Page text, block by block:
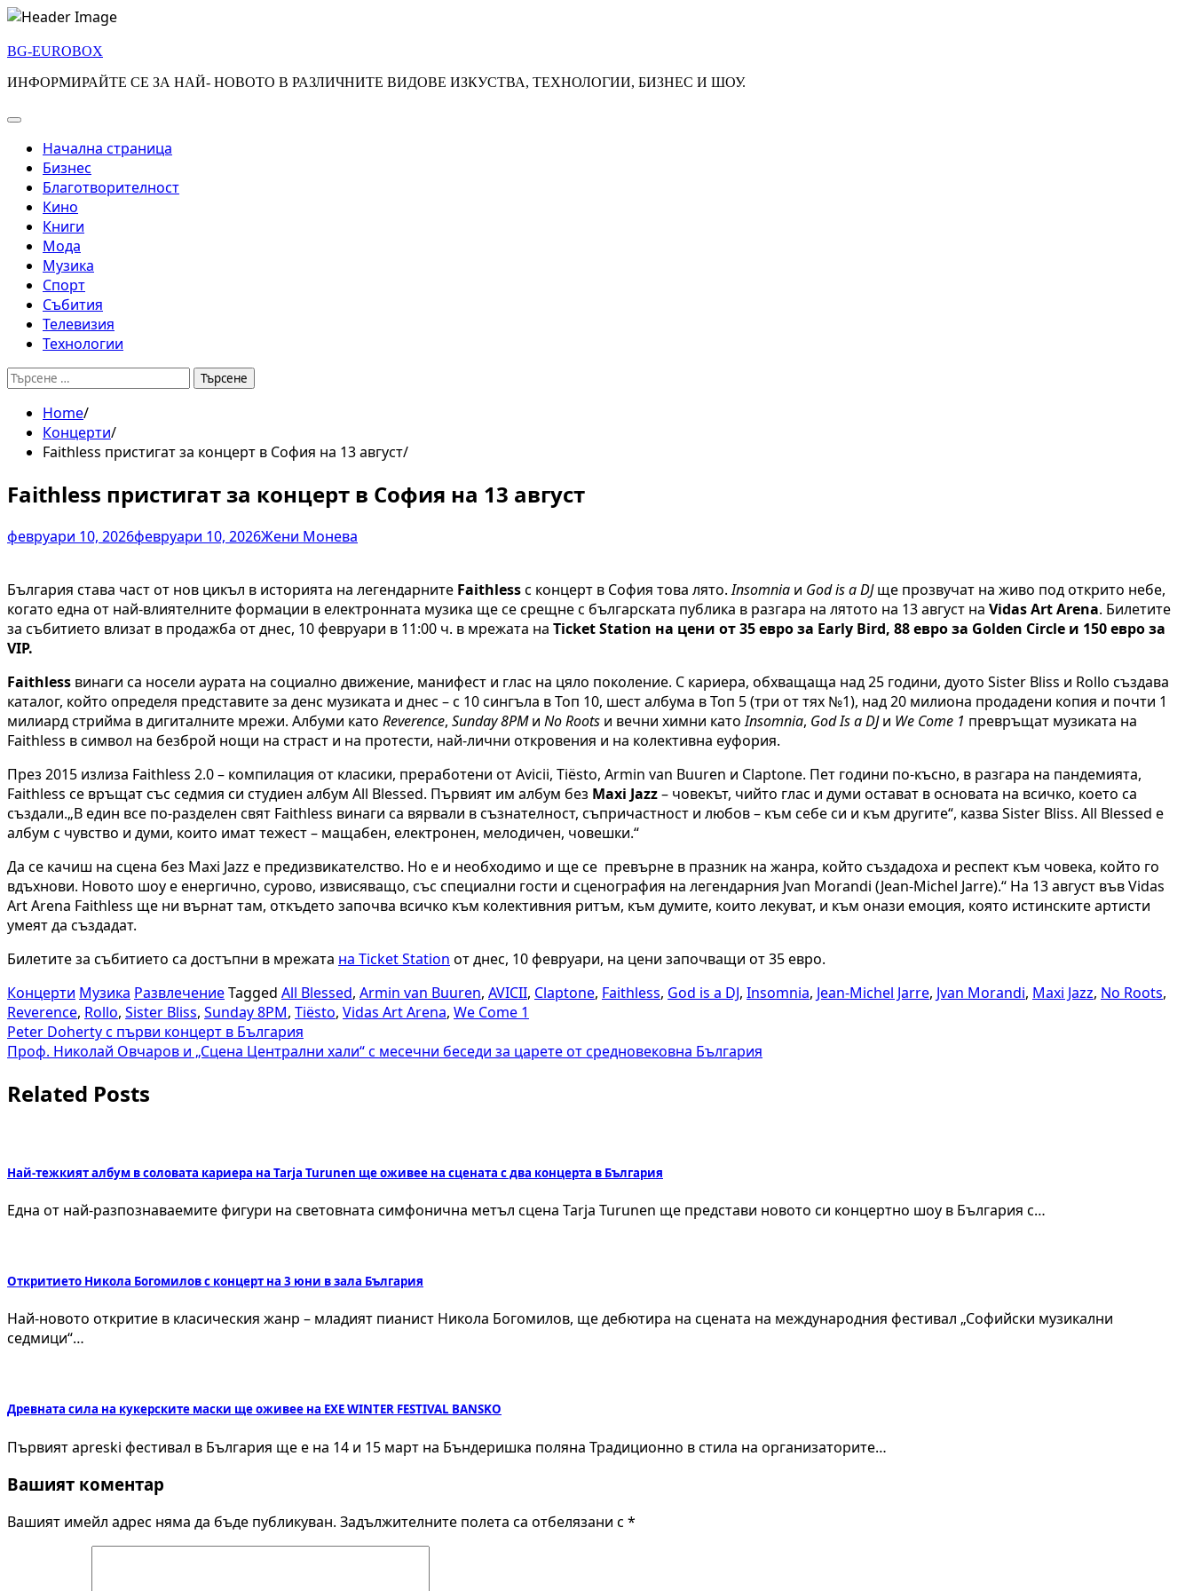
Skip
content
BG-EUROBOX
ИНФОРМИРАЙТЕ СЕ ЗА НАЙ- НОВОТО В РАЗЛИЧНИТЕ ВИДОВЕ ИЗКУСТВА, ТЕХНОЛОГИИ, БИЗНЕС И ШОУ.
Начална страница
Бизнес
Благотворителност
Кино
Книги
Мода
Музика
Спорт
Събития
Телевизия
Технологии
Търсене
Home
Концерти
Faithless пристигат за концерт в София на 13 август
Faithless пристигат за концерт в София на 13 август
февруари 10, 2026февруари 10, 2026Жени Монева
България става част от нов цикъл в историята на легендарните Faithlessс концерт в София това лято.Insomnia и God is a DJще прозвучат на живо под открито небе,
когато една от най-влиятелните формации в електронната музика ще се срещне с българската публика в разгара на лятото на 13 август на Vidas Art Arena. Билетите
за събитието влизат в продажба от днес, 10 февруари в 11:00 ч. в мрежата на Ticket Station на цени от 35 евро за Early Bird, 88 евро за Golden Circle и 150 евро за
VIP.
Faithless винаги са носели аурата на социално движение, манифест и глас на цяло поколение. С кариера, обхващаща над 25 години, дуото Sister Bliss и Rollo създава
каталог, който определя представите за денс музиката и днес – с 10 сингъла в Топ 10, шест албума в Топ 5 (три от тях №1), над 20 милиона продадени копия и почти 1
милиард стрийма в дигиталните мрежи. Албуми като Reverence, Sunday 8PMи No Roots и вечни химни катоInsomnia, God Is a DJи We Come 1 превръщат музиката на
Faithless в символ на безброй нощи на страст и на протести, най-лични откровения и на колективна еуфория.
През 2015 излиза Faithless 2.0 – компилация от класики, преработени от Avicii, Tiësto, Armin van Buuren и Claptone. Пет години по-късно, в разгара на пандемията,
Faithless се връщат със седмия си студиен албум All Blessed. Първият им албум без Maxi Jazz– човекът, чийто глас и думи остават в основата на всичко, което са
създали.„В един все по-разделен свят Faithless винаги са вярвали в съзнателност, съпричастност и любов – към себе си и към другите“, казва Sister Bliss. All Blessed е
албум с чувство и думи, които имат тежест – мащабен, електронен, мелодичен, човешки.“
Да се качиш на сцена без Maxi Jazz е предизвикателство. Но е и необходимо и ще се превърне в празник на жанра, който създадоха и респект към човека, който го
вдъхнови. Новото шоу е енергично, сурово, извисяващо, със специални гости и сценография на легендарния Jvan Morandi (Jean-Michel Jarre).“ На 13 август във Vidas
Art Arena Faithless ще ни върнат там, откъдето започва всичко към колективния ритъм, към думите, които лекуват, и към онази емоция, която истинските артисти
умеят да създадат.
Билетите за събитието са достъпни в мрежата на Ticket Station от днес, 10 февруари, на цени започващи от 35 евро.
Концерти Музика РазвлечениеTagged All Blessed, Armin van Buuren, AVICII, Claptone, Faithless, God is a DJ, Insomnia, Jean-Michel Jarre, Jvan Morandi, Maxi Jazz, No Roots,
Reverence, Rollo, Sister Bliss, Sunday 8PM, Tiësto, Vidas Art Arena, We Come 1
Навигация
Peter Doherty с първи концерт в България
Проф. Николай Овчаров и „Сцена Централни хали“ с месечни беседи за царете от средновековна България
Related Posts
Най-тежкият албум в соловата кариера на Tarja Turunen ще оживее на сцената с два концерта в България
Една от най-разпознаваемите фигури на световната симфонична метъл сцена Tarja Turunen ще представи новото си концертно шоу в България с…
Откритието Никола Богомилов с концерт на 3 юни в зала България
Най-новото откритие в класическия жанр – младият пианист Никола Богомилов, ще дебютира на сцената на международния фестивал „Софийски музикални
седмици“…
Древната сила на кукерските маски ще оживее на EXE WINTER FESTIVAL BANSKO
Първият аpreski фестивал в България ще е на 14 и 15 март на Бъндеришка поляна Традиционно в стила на организаторите…
Вашият коментар
Вашият имейл адрес няма да бъде публикуван. Задължителните полета са отбелязани с *